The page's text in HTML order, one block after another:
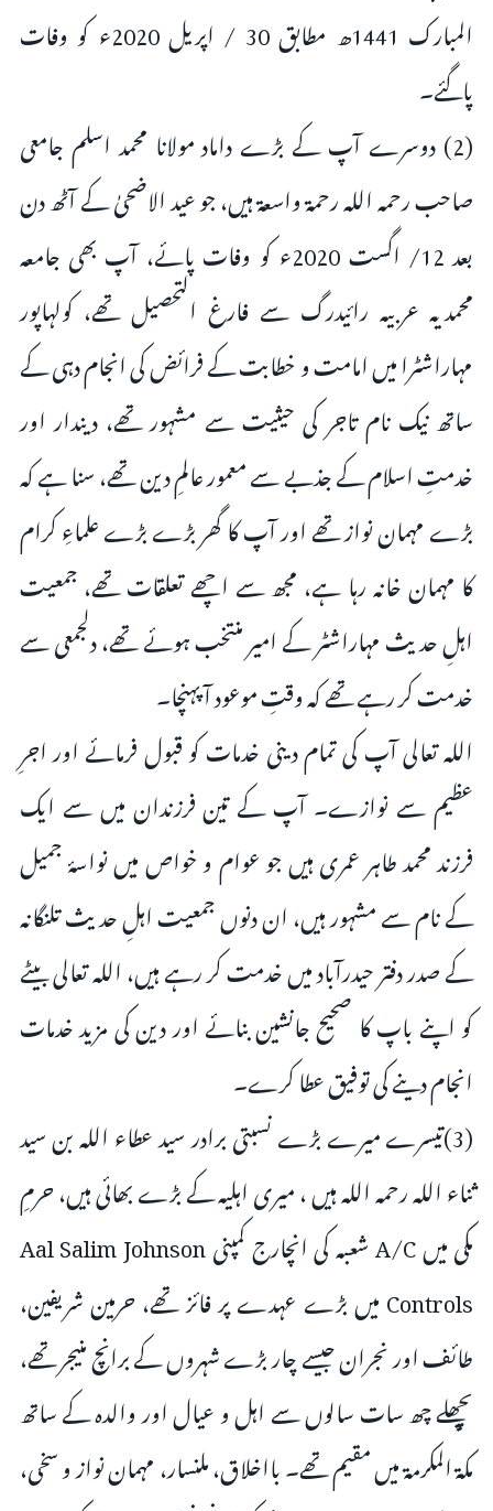
المبارک 1441ھ مطابق 30 / اپریل 2020ء کو وفات
پاگئے۔
(2) دوسرے آپ کے بڑے داماد مولانا محمد اسلم جامعی
صاحب رحمہ اللہ رحمۃ واسعۃ ہیں، جو عید الاضحیٰ کے آٹھ دن
بعد 12/ اگست 2020ء کو وفات پائے، آپ بھی جامعہ
محمدیہ عربیہ رائیدرگ سے فارغ التحصیل تھے، کولہاپور
مہاراشٹرا میں امامت و خطابت کے فرائض کی انجام دہی کے
ساتھ نیک نام تاجر کی حیثیت سے مشہور تھے، دیندار اور
خدمتِ اسلام کے جذبے سے معمور عالمِ دین تھے، سنا ہے کہ
بڑے مہمان نواز تھے اور آپ کا گھر بڑے بڑے علماءِ کرام
کا مہمان خانہ رہا ہے، مجھ سے اچھے تعلقات تھے، جمعیت
اہلِ حدیث مہاراشٹر کے امیر منتخب ہوئے تھے، دلجمعی سے
خدمت کر رہے تھے کہ وقتِ موعود آ پہنچا۔
اللہ تعالی آپ کی تمام دینی خدمات کو قبول فرمائے اور اجرِ
عظیم سے نوازے۔ آپ کے تین فرزندان میں سے ایک
فرزند محمد طاہر عمری ہیں جو عوام و خواص میں نواسۂ جمیل
کے نام سے مشہور ہیں، ان دنوں جمعیت اہلِ حدیث تلنگانہ
کے صدر دفتر حیدرآباد میں خدمت کر رہے ہیں، اللہ تعالی بیٹے
کو اپنے باپ کا صحیح جانشین بنائے اور دین کی مزید خدمات
انجام دینے کی توفیق عطا کرے۔
(3)تیسرے میرے بڑے نسبتی برادر سید عطاء اللہ بن سید
ثناء اللہ رحمہ اللہ ہیں ، میری اہلیہ کے بڑے بھائی ہیں، حرمِ
مکی میں A/C شعبہ کی انچارج کمپنی Aal Salim Johnson
Controls میں بڑے عہدے پر فائز تھے، حرمین شریفین،
طائف اور نجران جیسے چار بڑے شہروں کے برانچ منیجر تھے،
پچھلے چھ سات سالوں سے اہل و عیال اور والدہ کے ساتھ
مکۃ المکرمۃ میں مقیم تھے۔ بااخلاق، ملنسار، مہمان نواز و سخی،